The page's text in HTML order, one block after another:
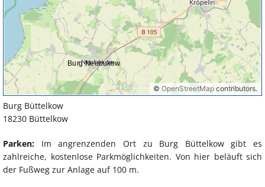
Burg Büttelkow
18230 Büttelkow
Parken: Im angrenzenden Ort zu Burg Büttelkow gibt es
zahlreiche, kostenlose Parkmöglichkeiten. Von hier beläuft sich
der Fußweg zur Anlage auf 100 m.